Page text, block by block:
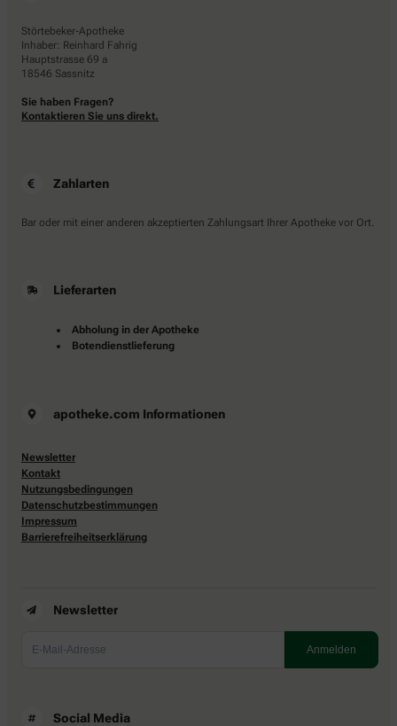
Störtebeker-Apotheke
Inhaber: Reinhard Fahrig
Hauptstrasse 69 a
18546 Sassnitz
Sie haben Fragen?
Kontaktieren Sie uns direkt.
Zahlarten
Bar oder mit einer anderen akzeptierten Zahlungsart Ihrer Apotheke vor Ort.
Lieferarten
Abholung in der Apotheke
Botendienstlieferung
apotheke.com Informationen
Newsletter
Kontakt
Nutzungsbedingungen
Datenschutzbestimmungen
Impressum
Barrierefreiheitserklärung
Newsletter
Social Media